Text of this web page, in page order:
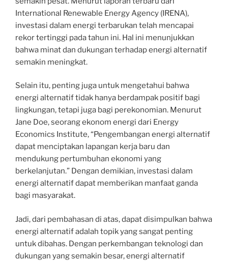
International Renewable Energy Agency (IRENA),
investasi dalam energi terbarukan telah mencapai
rekor tertinggi pada tahun ini. Hal ini menunjukkan
bahwa minat dan dukungan terhadap energi alternatif
semakin meningkat.
Selain itu, penting juga untuk mengetahui bahwa
energi alternatif tidak hanya berdampak positif bagi
lingkungan, tetapi juga bagi perekonomian. Menurut
Jane Doe, seorang ekonom energi dari Energy
Economics Institute, “Pengembangan energi alternatif
dapat menciptakan lapangan kerja baru dan
mendukung pertumbuhan ekonomi yang
berkelanjutan.” Dengan demikian, investasi dalam
energi alternatif dapat memberikan manfaat ganda
bagi masyarakat.
Jadi, dari pembahasan di atas, dapat disimpulkan bahwa
energi alternatif adalah topik yang sangat penting
untuk dibahas. Dengan perkembangan teknologi dan
dukungan yang semakin besar, energi alternatif